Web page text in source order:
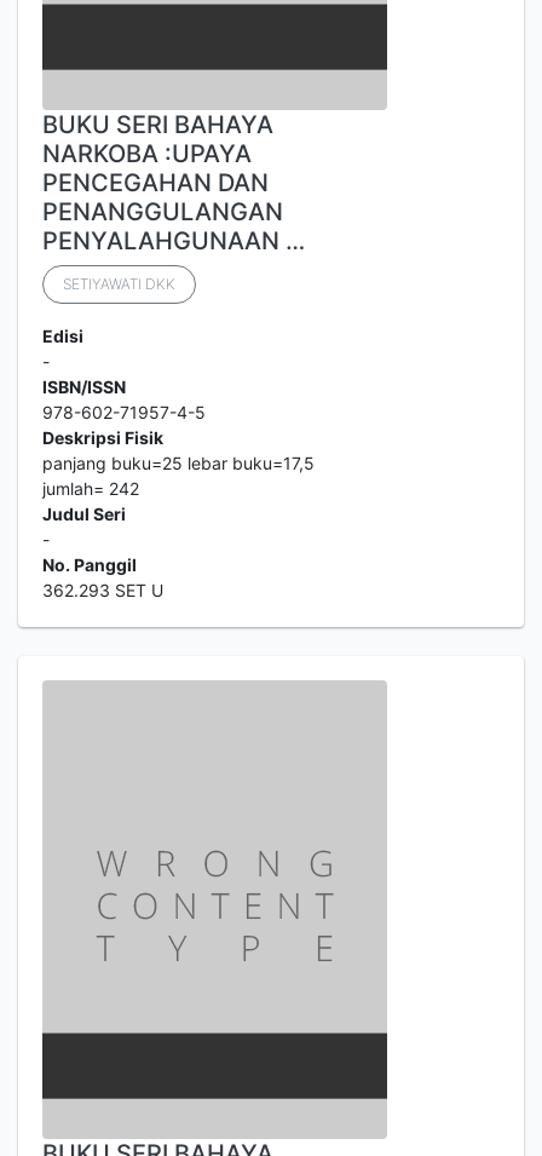
BUKU SERI BAHAYA
NARKOBA :UPAYA
PENCEGAHAN DAN
PENANGGULANGAN
PENYALAHGUNAAN …
SETIYAWATI DKK
Edisi
-
ISBN/ISSN
978-602-71957-4-5
Deskripsi Fisik
panjang buku=25 lebar buku=17,5
jumlah= 242
Judul Seri
-
No. Panggil
362.293 SET U